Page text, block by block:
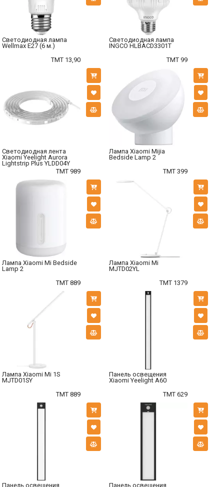
Светодиодная лампа
Wellmax E27 (6 м.)
TMT 13,90
Светодиодная лампа
INGCO HLBACD3301T
TMT 99
Светодиодная лента
Xiaomi Yeelight Aurora
Lightstrip Plus YLDD04Y
TMT 989
Лампа Xiaomi Mijia
Bedside Lamp 2
TMT 399
Лампа Xiaomi Mi Bedside
Lamp 2
TMT 889
Лампа Xiaomi Mi
MJTD02YL
TMT 1379
Лампа Xiaomi Mi 1S
MJTD01SY
TMT 889
Панель освещения
Xiaomi Yeelight A60
TMT 629
Панель освещения Панель освещения